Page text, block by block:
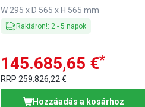
W 295 x D 565 x H 565 mm
Raktáron!: 2 -5 napok
145.685,65 €*
RRP259.826,22 €
Hozzáadás a kosárhoz